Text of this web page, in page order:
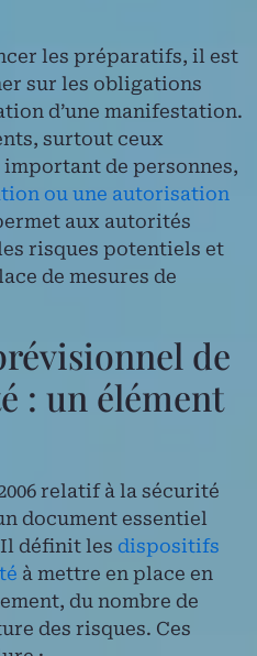
les préparatifs, il est
sur les obligations
d’une manifestation.
surtout ceux
de personnes,
ou une autorisation
aux autorités
risques potentiels et
de mesures de
de
: un élément
relatif à la sécurité
document essentiel
définit les dispositifs
à mettre en place en
du nombre de
des risques. Ces